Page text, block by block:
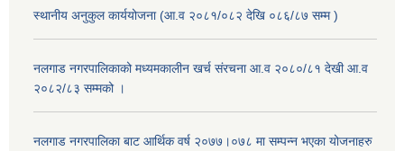
स्थानीय अनुकुल कार्ययोजना (आ.व २०८१/०८२ देखि ०८६/८७ सम्म )
नलगाड नगरपालिकाको मध्यमकालीन खर्च संरचना आ.व २०८०/८१ देखी आ.व
२०८२/८३ सम्मको ।
नलगाड नगरपालिका बाट आर्थिक वर्ष २०७७।०७८ मा सम्पन्न भएका योजनाहरु